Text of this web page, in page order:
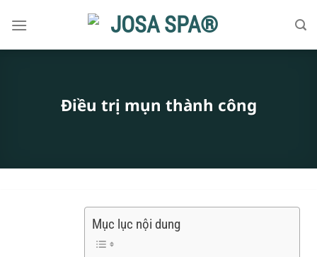
qua
Điều trị mụn thành công
Mục lục nội dung